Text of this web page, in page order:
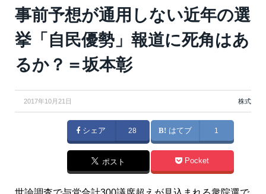
事前予想が通用しない近年の選
挙「自民優勢」報道に死角はあ
るか？＝坂本彰
2017年10月21日 株式
シェア 28 はてブ 1
ポスト Pocket